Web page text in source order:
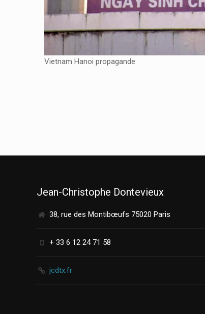
Vietnam Hanoi propagande
Jean-Christophe Dontevieux
38, rue des Montibœufs 75020 Paris
+ 33 6 12 24 71 58
jcdtx.fr